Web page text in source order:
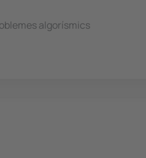
algorísmics